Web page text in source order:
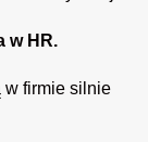
w HR.
w firmie silnie